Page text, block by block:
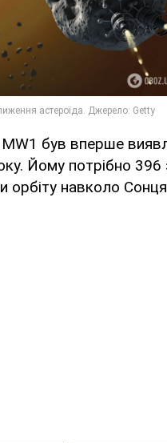
був вперше
Йому потрібно 396
орбіту навколо